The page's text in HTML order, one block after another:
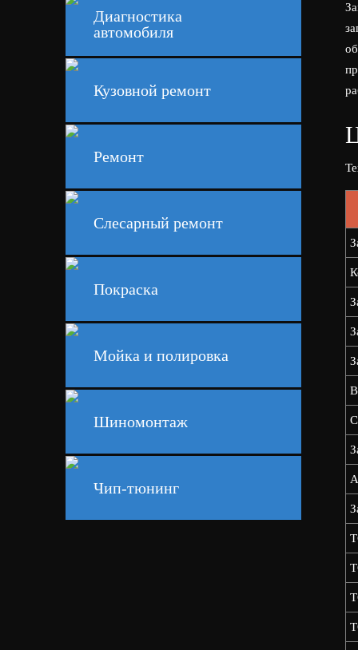
Диагностика
автомобиля
Кузовной ремонт
Ремонт
Слесарный ремонт
Покраска
Мойка и полировка
Шиномонтаж
Чип-тюнинг